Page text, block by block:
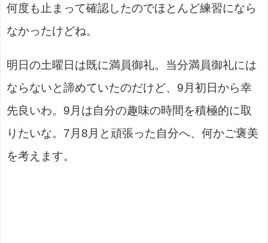
何度も止まって確認したのでほとんど練習になら
なかったけどね。
明日の土曜日は既に満員御礼。当分満員御礼には
ならないと諦めていたのだけど、9月初日から幸
先良いわ。9月は自分の趣味の時間を積極的に取
りたいな。7月8月と頑張った自分へ、何かご褒美
を考えます。